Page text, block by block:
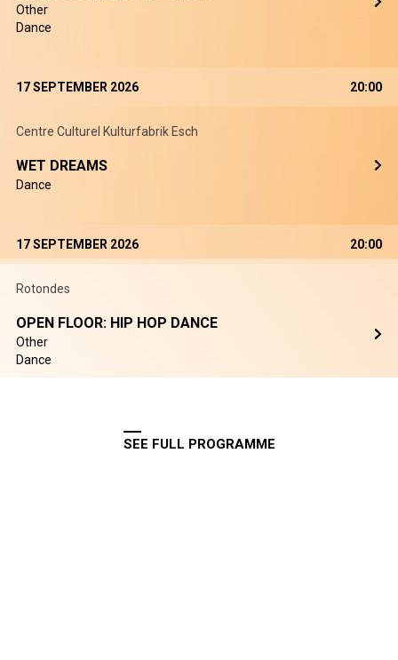
Other
Dance
17 SEPTEMBER 2026 20:00
Centre Culturel Kulturfabrik Esch
WET DREAMS
Dance
17 SEPTEMBER 2026 20:00
Rotondes
OPEN FLOOR: HIP HOP DANCE
Other
Dance
SEE FULL PROGRAMME